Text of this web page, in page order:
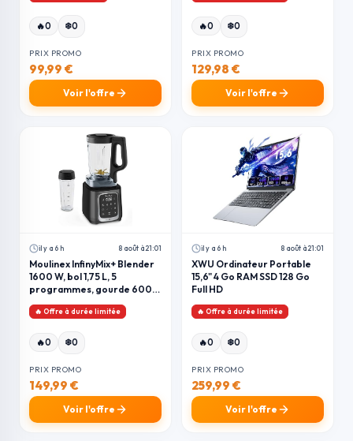
🔥0 ❄️0
PRIX PROMO
99,99 €
Voir l'offre
🔥0 ❄️0
PRIX PROMO
129,98 €
Voir l'offre
il y a 6 h 8 août à 21:01
Moulinex InfinyMix+ Blender
1600 W, bol 1,75 L, 5
programmes, gourde 600
ml, LM91HD10
🔥 Offre à durée limitée
🔥0 ❄️0
PRIX PROMO
149,99 €
Voir l'offre
il y a 6 h 8 août à 21:01
XWU Ordinateur Portable
15,6" 4 Go RAM SSD 128 Go
Full HD
🔥 Offre à durée limitée
🔥0 ❄️0
PRIX PROMO
259,99 €
Voir l'offre